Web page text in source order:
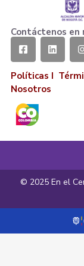
Contáctenos en
Políticas I
Nosotros
© 2025 En el